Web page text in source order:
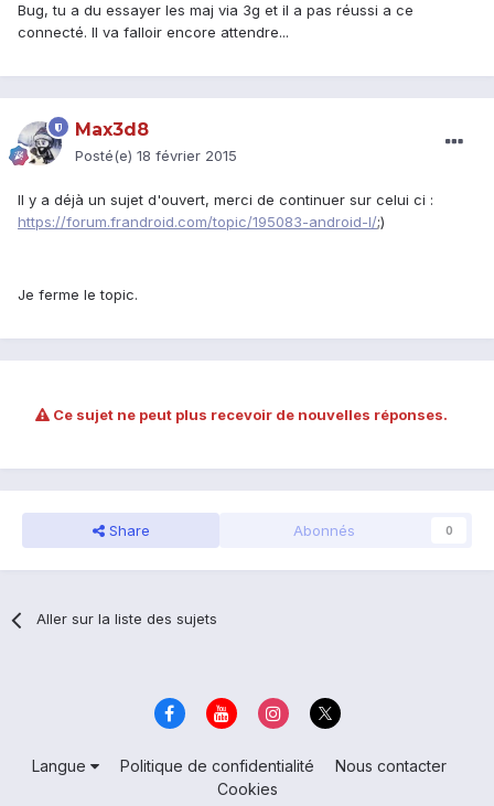
Bug, tu a du essayer les maj via 3g et il a pas réussi a ce
connecté. Il va falloir encore attendre...
Max3d8
Posté(e) 18 février 2015
Il y a déjà un sujet d'ouvert, merci de continuer sur celui ci :
https://forum.frandroid.com/topic/195083-android-l/;)
Je ferme le topic.
Ce sujet ne peut plus recevoir de nouvelles réponses.
Share Abonnés 0
Aller sur la liste des sujets
Langue Politique de confidentialité
Nous contacter
Cookies